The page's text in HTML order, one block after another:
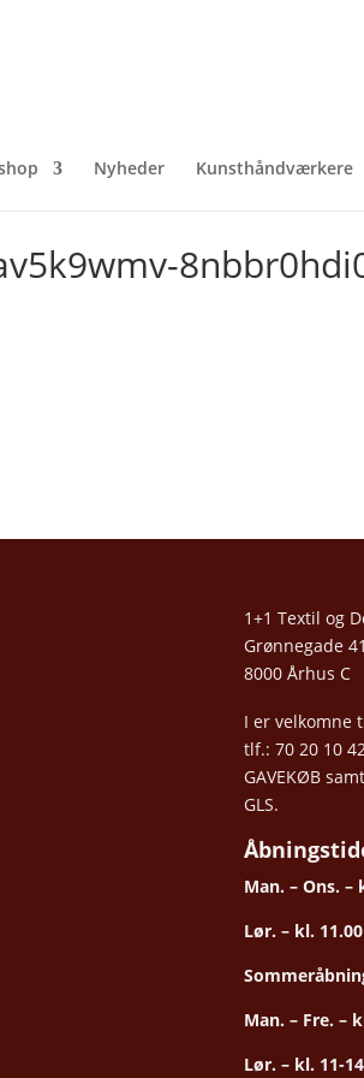
Nyheder Kunsthåndværkere
1+1 Textil og
Grønnegade 41
8000 Århus C
I er velkomne
tlf.: 70 20 10
GAVEKØB
GLS.
Man. – Ons. –
Lør. – kl.
Man. – Fre. –
Lør. – kl. 11-14